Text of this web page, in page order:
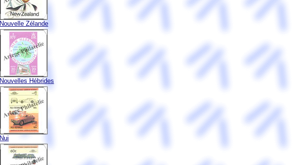
Nouvelle Zélande
Nouvelles Hébrides
Nui